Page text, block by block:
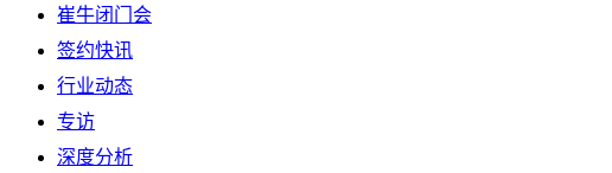
崔牛闭门会
签约快讯
行业动态
专访
深度分析